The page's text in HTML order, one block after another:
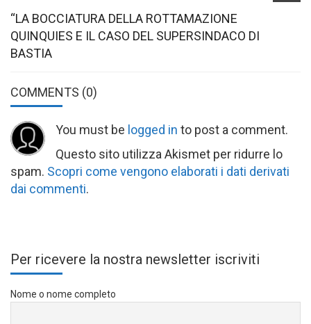
“LA BOCCIATURA DELLA ROTTAMAZIONE
QUINQUIES E IL CASO DEL SUPERSINDACO DI
BASTIA
COMMENTS (0)
You must be logged in to post a comment.
Questo sito utilizza Akismet per ridurre lo
spam. Scopri come vengono elaborati i dati derivati
dai commenti.
Per ricevere la nostra newsletter iscriviti
Nome o nome completo